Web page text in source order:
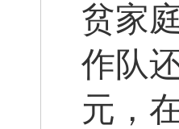
贫家
作队
元，